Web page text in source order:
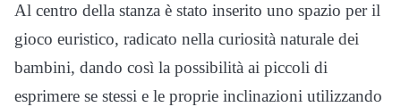
Al centro della stanza è stato inserito uno spazio per il
gioco euristico, radicato nella curiosità naturale dei
bambini, dando così la possibilità ai piccoli di
esprimere se stessi e le proprie inclinazioni utilizzando